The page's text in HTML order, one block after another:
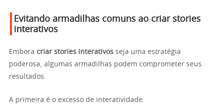
Evitando armadilhas comuns ao criar stories
interativos
Embora criar stories interativos seja uma estratégia
poderosa, algumas armadilhas podem comprometer seus
resultados.
A primeira é o excesso de interatividade.